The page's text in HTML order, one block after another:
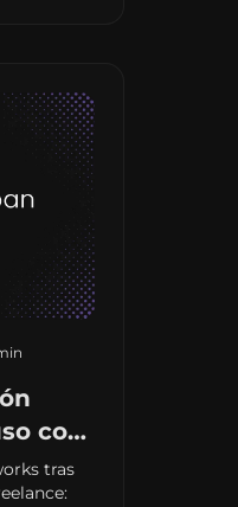
con
tras